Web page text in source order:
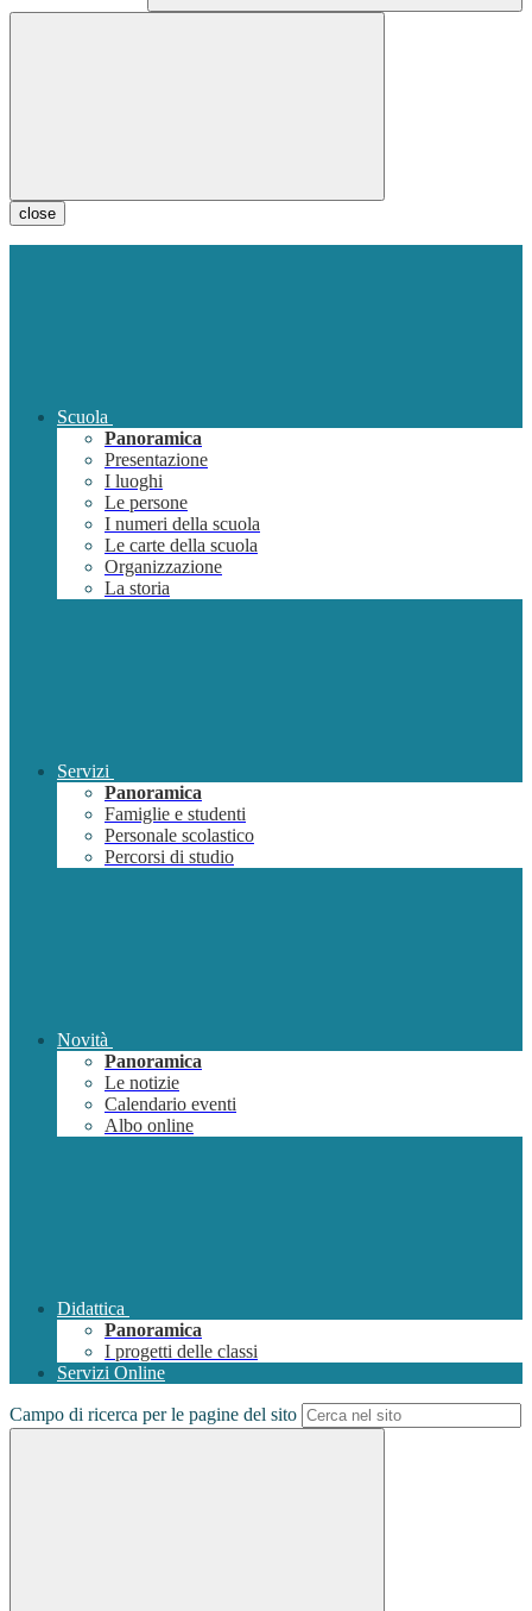
close
Scuola
Panoramica
Presentazione
I luoghi
Le persone
I numeri della scuola
Le carte della scuola
Organizzazione
La storia
Servizi
Panoramica
Famiglie e studenti
Personale scolastico
Percorsi di studio
Novità
Panoramica
Le notizie
Calendario eventi
Albo online
Didattica
Panoramica
I progetti delle classi
Servizi Online
Campo di ricerca per le pagine del sito